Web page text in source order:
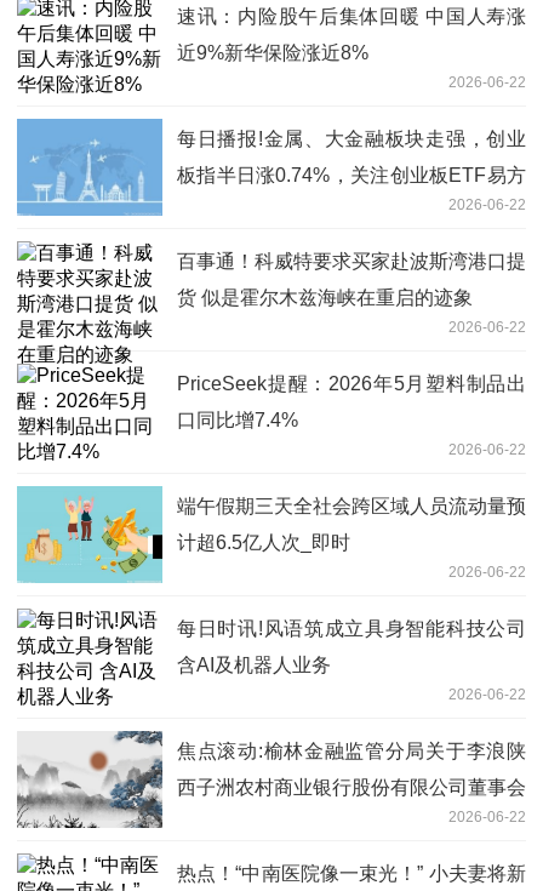
速讯：内险股午后集体回暖 中国人寿涨
近9%新华保险涨近8%
2026-06-22
每日播报!金属、大金融板块走强，创业
板指半日涨0.74%，关注创业板ETF易方
2026-06-22
百事通！科威特要求买家赴波斯湾港口提
货 似是霍尔木兹海峡在重启的迹象
2026-06-22
PriceSeek提醒：2026年5月塑料制品出
口同比增7.4%
2026-06-22
端午假期三天全社会跨区域人员流动量预
计超6.5亿人次_即时
2026-06-22
每日时讯!风语筑成立具身智能科技公司
含AI及机器人业务
2026-06-22
焦点滚动:榆林金融监管分局关于李浪陕
西子洲农村商业银行股份有限公司董事会
2026-06-22
热点！“中南医院像一束光！” 小夫妻将新